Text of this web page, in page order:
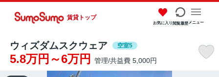
賃貸トップ
お気に入り閲覧履歴メニュー
ウィズダムスクウェア 空室5
5.8万円～6万円 管理/共益費 5,000円